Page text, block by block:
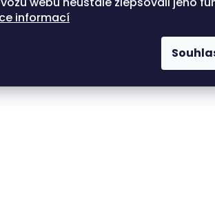
informací
Zpět do obchodu